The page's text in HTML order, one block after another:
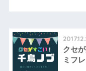
クセ
ミフ